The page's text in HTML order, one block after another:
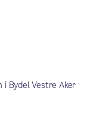
i Bydel Vestre Aker